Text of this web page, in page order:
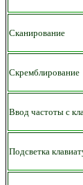
Сканирование
Скремблирование
Ввод частоты с
Подсветка